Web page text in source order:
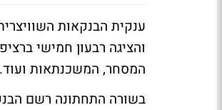
והציגה רבעון חמישי
המסחר, המשכנתאות ועוד.